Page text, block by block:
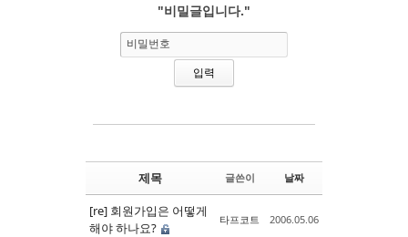
"비밀글입니다."
비밀번호
제목 글쓴이 날짜
[re] 회원가입은 어떻게
해야 하나요?
타프코트 2006.05.06
Sketchbook5, 스케치북5
Sketchbook5, 스케치북5